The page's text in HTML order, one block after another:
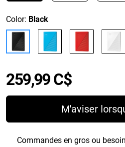
Color: Black
259,99 C$Price
M'aviser
Commandes en gros ou